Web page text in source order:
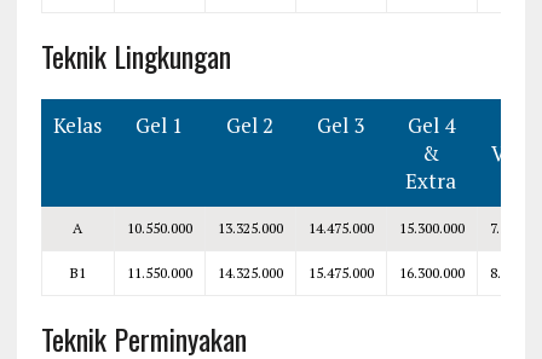
Teknik Lingkungan
Kelas Gel 1 Gel 2 Gel 3
Gel 4
&
Extra
A 10.550.000 13.325.000 14.475.000 15.300.000
B1 11.550.000 14.325.000 15.475.000 16.300.000
Teknik Perminyakan